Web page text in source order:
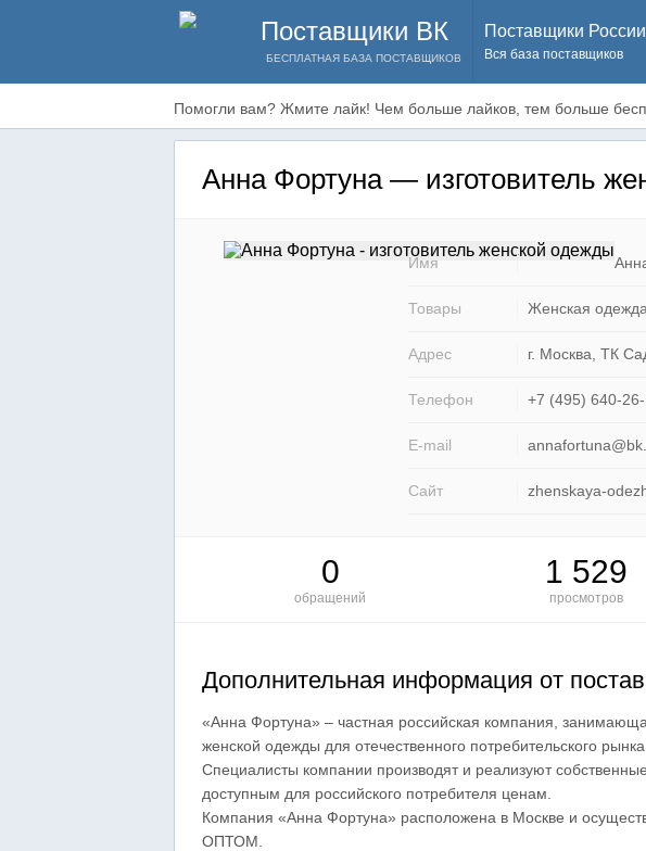
Поставщики ВК
БЕСПЛАТНАЯ БАЗА ПОСТАВЩИКОВ
Поставщики России
Вся база поставщиков
Помогли вам? Жмите лайк! Чем больше лайков, тем больше
Анна Фортуна — изготовитель
Имя
Товары Женская одежда.
Адрес г. Москва, ТК
Телефон +7 (495) 640-
E-mail
Сайт zhenskaya-
0
обращений
1 529
просмотров
Дополнительная информация от
«Анна Фортуна» – частная российская компания,
женской одежды для отечественного потребительского рынка.
Специалисты компании производят и реализуют
доступным для российского потребителя ценам.
Компания «Анна Фортуна» расположена в Москве и
ОПТОМ.